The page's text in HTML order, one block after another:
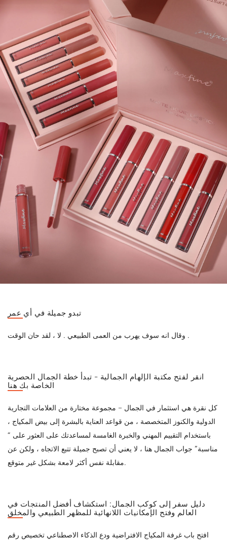
تبدو جميلة في أي عمر
وقال انه سوف يهرب من العمى الطبيعي . لا ، لقد حان الوقت .
انقر لفتح مكتبة الإلهام الجمالية - تبدأ خطة الجمال الحصرية
الخاصة بك هنا
كل نقرة هي استثمار في الجمال – مجموعة مختارة من العلامات التجارية
الدولية والكنوز المتخصصة ، من قواعد العناية بالبشرة إلى بيض المكياج ،
باستخدام التقييم المهني والخبرة الغامسة لمساعدتك على العثور على “
مناسبة” جواب الجمال هنا ، لا يعني أن تصبح جميلة تتبع الاتجاه ، ولكن عن
مقابلة نفس أكثر لامعة بشكل غير متوقع.
دليل سفر إلى كوكب الجمال: استكشاف أفضل المنتجات في
العالم وفتح الإمكانيات اللانهائية للمظهر الطبيعي والمخلق
افتح باب غرفة المكياج الافتراضية ودع الذكاء الاصطناعي تخصيص رقم